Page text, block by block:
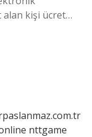
alan kişi ücret…
nttgame